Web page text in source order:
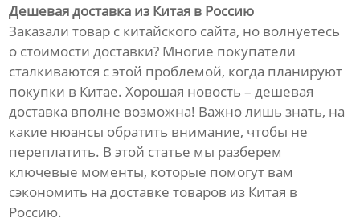
Дешевая доставка из Китая в Россию
Заказали товар с китайского сайта, но волнуетесь
о стоимости доставки? Многие покупатели
сталкиваются с этой проблемой, когда планируют
покупки в Китае. Хорошая новость – дешевая
доставка вполне возможна! Важно лишь знать, на
какие нюансы обратить внимание, чтобы не
переплатить. В этой статье мы разберем
ключевые моменты, которые помогут вам
сэкономить на доставке товаров из Китая в
Россию.